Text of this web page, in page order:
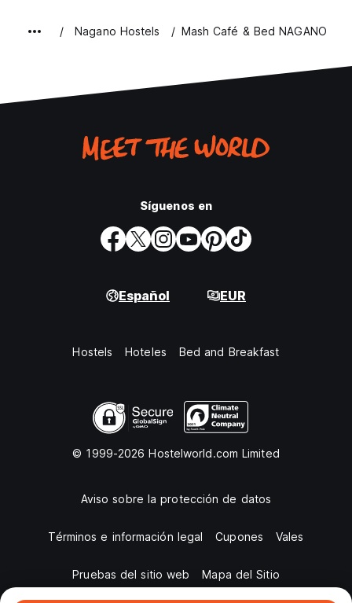
Nagano Hostels Mash Café & Bed NAGANO
Síguenos en
Español EUR
Hostels Hoteles Bed and Breakfast
© 1999-2026 Hostelworld.com Limited
Aviso sobre la protección de datos
Términos e información legal Cupones Vales
Pruebas del sitio web Mapa del Sitio